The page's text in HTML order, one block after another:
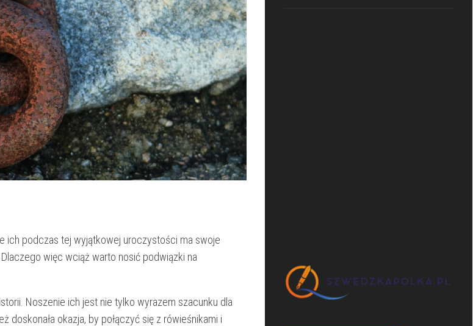
ich podczas tej wyjątkowej uroczystości ma swoje
więc‌ wciąż warto nosić podwiązki na
Noszenie ich jest nie tylko⁤ wyrazem szacunku dla
doskonała okazja, by połączyć‌ się‍ z rówieśnikami i